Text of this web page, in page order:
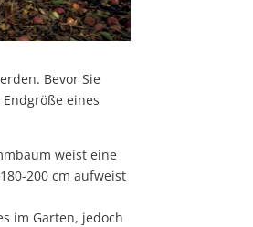
Bevor Sie
eines
weist eine
200 cm aufweist
im Garten, jedoch